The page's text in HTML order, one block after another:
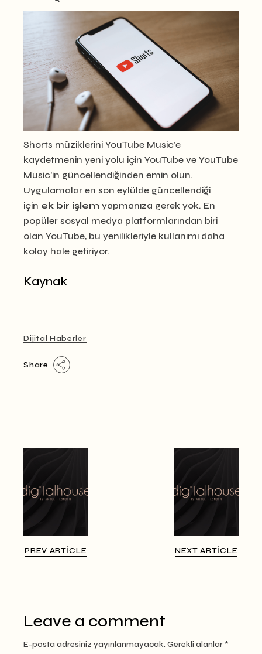
Shorts müziklerini YouTube Music’e
kaydetmenin yeni yolu için YouTube ve YouTube
Music’in güncellendiğinden emin olun.
Uygulamalar en son eylülde güncellendiği
için ek bir işlem yapmanıza gerek yok. En
popüler sosyal medya platformlarından biri
olan YouTube, bu yenilikleriyle kullanımı daha
kolay hale getiriyor.
Kaynak
Dijital Haberler
Share
PREV ARTICLE NEXT ARTICLE
Leave a comment
E-posta adresiniz yayınlanmayacak. Gerekli alanlar *